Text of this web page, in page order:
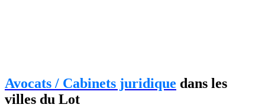
Avocats / Cabinets juridique dans les
villes du Lot